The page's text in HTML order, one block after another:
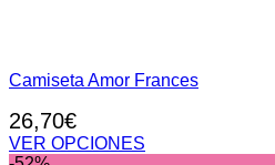
Camiseta Amor Frances
26,70€
VER OPCIONES